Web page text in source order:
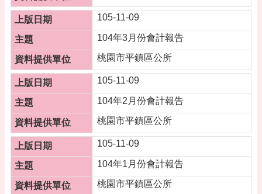
回
首
頁
網
站
覽
市
政
箱
常
見
105-11-09
104年3月份會計報告
桃園市平鎮區公所
105-11-09
104年2月份會計報告
桃園市平鎮區公所
105-11-09
104年1月份會計報告
桃園市平鎮區公所